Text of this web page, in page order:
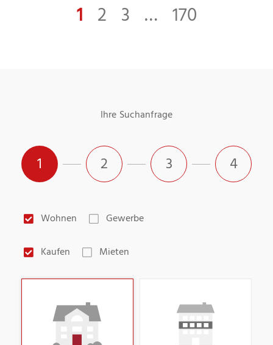
1 2 3 … 170
Ihre Suchanfrage
1 2 3 4
Wohnen Gewerbe
Kaufen Mieten